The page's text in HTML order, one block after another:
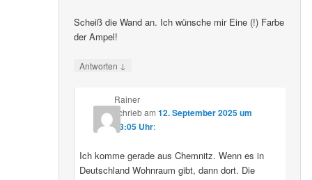
Scheiß die Wand an. Ich wünsche mir Eine (!) Farbe
der Ampel!
Antworten ↓
Rainer
schriebam 12. September 2025 um
23:05 Uhr:
Ich komme gerade aus Chemnitz. Wenn es in
Deutschland Wohnraum gibt, dann dort. Die